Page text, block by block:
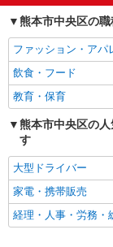
キー
派遣社員
株式会社kotrio /
キー
週2～3日勤務OK
交通費支給
熊本市中央区の
ファッション・アパ
飲食・フード
教育・保育
熊本市中央区の
す
大型ドライバー
家電・携帯販売
経理・人事・労務・